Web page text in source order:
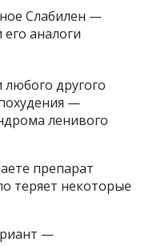
другого
—
ленивого
препарат
теряет некоторые
—